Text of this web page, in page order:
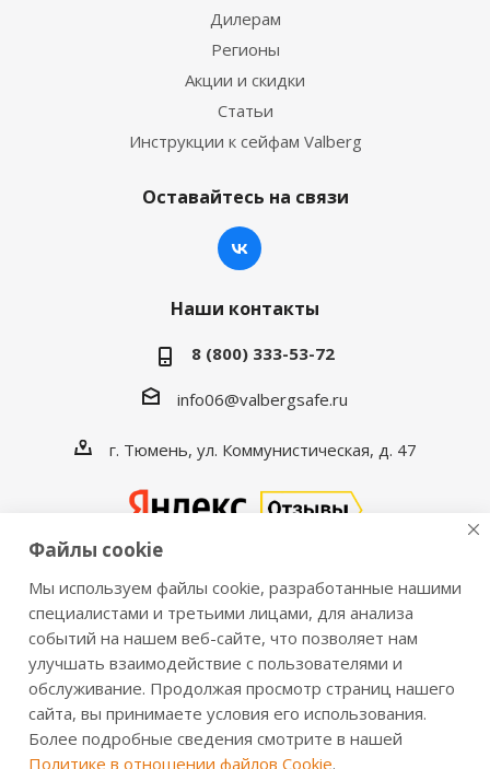
Дилерам
Регионы
Акции и скидки
Статьи
Инструкции к сейфам Valberg
Оставайтесь на связи
Наши контакты
8 (800) 333-53-72
info06@valbergsafe.ru
г. Тюмень, ул. Коммунистическая, д. 47
2016-2026 © VALBERGSAFE.RU — Интернет-магазин
сейфов Valberg и металлической мебели Практик.
Продажа сейфов для дома и офиса, металлических
шкафов, стеллажей, металлических дверей.
Информация о розничных ценах, технических
характеристиках, наличии на складе носит справочный
Файлы cookie
Мы используем файлы cookie, разработанные нашими
специалистами и третьими лицами, для анализа
событий на нашем веб-сайте, что позволяет нам
улучшать взаимодействие с пользователями и
обслуживание. Продолжая просмотр страниц нашего
сайта, вы принимаете условия его использования.
Более подробные сведения смотрите в нашей
Политике в отношении файлов Cookie.